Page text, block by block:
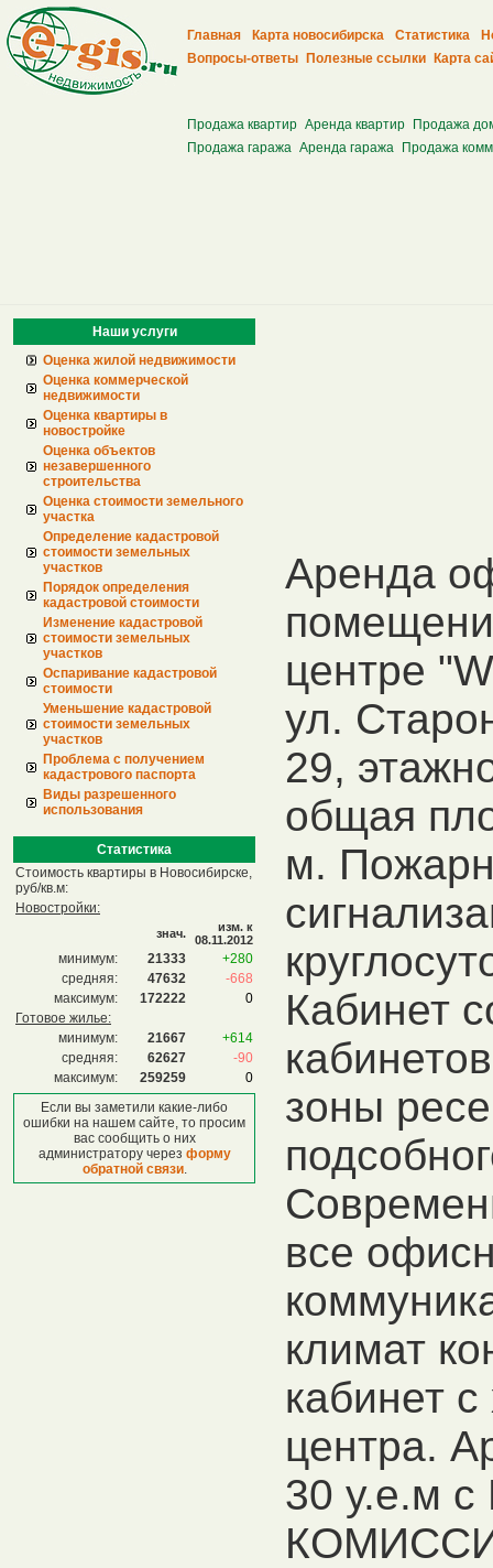
Главная Карта новосибирска Статистика
Вопросы-ответы
Полезные ссылки Карта
Продажа квартир Аренда квартир
Продажа
Продажа гаража Аренда гаража Продажа
Наши услуги
Оценка жилой недвижимости
Оценка коммерческой
недвижимости
Оценка квартиры в
новостройке
Оценка объектов
незавершенного
строительства
Оценка стоимости земельного
участка
Определение кадастровой
стоимости земельных
участков
Порядок определения
кадастровой стоимости
Изменение кадастровой
стоимости земельных
участков
Оспаривание кадастровой
стоимости
Уменьшение кадастровой
стоимости земельных
участков
Проблема с получением
кадастрового паспорта
Виды разрешенного
использования
Статистика
Стоимость квартиры в Новосибирске,
руб/кв.м:
Новостройки:
знач.
изм. к
08.11.2012
минимум: 21333
+280
средняя:
47632
-668
максимум:
172222
0
Готовое жилье:
минимум:
21667
+614
средняя:
62627
-90
максимум:
259259
0
Если вы заметили какие-либо
ошибки на нашем сайте, то просим
вас сообщить о них
администратору через форму
обратной связи.
Аренда
центре
ул.
29,
общая
м.
Кабинет
зоны
все
климат
кабинет
центра.
30 у.е.м